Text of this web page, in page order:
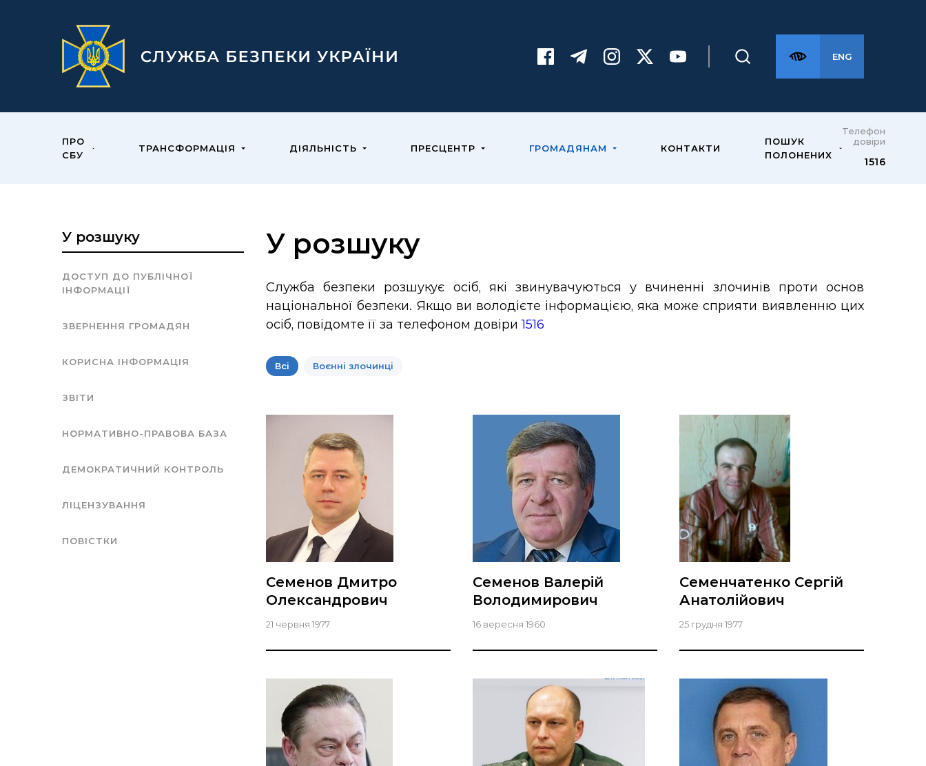
ENG
ПРО
СБУ
ТРАНСФОРМАЦІЯ ДІЯЛЬНІСТЬ ПРЕСЦЕНТР ГРОМАДЯНАМ КОНТАКТИ
ПОШУК
ПОЛОНЕНИХ
Телефон
довіри
1516
У розшуку
ДОСТУП ДО ПУБЛІЧНОЇ
ІНФОРМАЦІЇ
ЗВЕРНЕННЯ ГРОМАДЯН
КОРИСНА ІНФОРМАЦІЯ
ЗВІТИ
НОРМАТИВНО-ПРАВОВА БАЗА
ДЕМОКРАТИЧНИЙ КОНТРОЛЬ
ЛІЦЕНЗУВАННЯ
ПОВІСТКИ
У розшуку
Служба безпеки розшукує осіб, які звинувачуються у вчиненні злочинів проти основ
національної безпеки. Якщо ви володієте інформацією, яка може сприяти виявленню цих
осіб, повідомте її за телефоном довіри1516
Всі Воєнні злочинці
Семенов Дмитро
Олександрович
21 червня 1977
Семенов Валерій
Володимирович
16 вересня 1960
Семенчатенко Сергій
Анатолійович
25 грудня 1977